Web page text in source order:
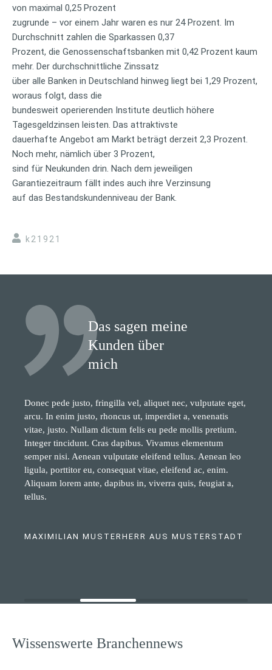
von maximal 0,25 Prozent
zugrunde – vor einem Jahr waren es nur 24 Prozent. Im
Durchschnitt zahlen die Sparkassen 0,37
Prozent, die Genossenschaftsbanken mit 0,42 Prozent kaum
mehr. Der durchschnittliche Zinssatz
über alle Banken in Deutschland hinweg liegt bei 1,29 Prozent,
woraus folgt, dass die
bundesweit operierenden Institute deutlich höhere
Tagesgeldzinsen leisten. Das attraktivste
dauerhafte Angebot am Markt beträgt derzeit 2,3 Prozent.
Noch mehr, nämlich über 3 Prozent,
sind für Neukunden drin. Nach dem jeweiligen
Garantiezeitraum fällt indes auch ihre Verzinsung
auf das Bestandskundenniveau der Bank.
k21921
Das sagen meine
Kunden über
mich
Donec pede justo, fringilla vel, aliquet nec, vulputate eget,
arcu. In enim justo, rhoncus ut, imperdiet a, venenatis
vitae, justo. Nullam dictum felis eu pede mollis pretium.
Integer tincidunt. Cras dapibus. Vivamus elementum
semper nisi. Aenean vulputate eleifend tellus. Aenean leo
ligula, porttitor eu, consequat vitae, eleifend ac, enim.
Aliquam lorem ante, dapibus in, viverra quis, feugiat a,
tellus.
MAXIMILIAN MUSTERHERR AUS MUSTERSTADT
Wissenswerte Branchennews